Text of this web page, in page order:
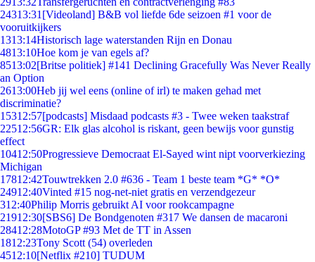
24313:31 [Videoland] B&B vol liefde 6de seizoen #1 voor de
vooruitkijkers
1313:14Historisch lage waterstanden Rijn en Donau
4813:10Hoe kom je van egels af?
8513:02[Britse politiek] #141 Declining Gracefully Was Never Really
an Option
2613:00Heb jij wel eens (online of irl) te maken gehad met
discriminatie?
15312:57[podcasts] Misdaad podcasts #3 - Twee weken taakstraf
22512:56GR: Elk glas alcohol is riskant, geen bewijs voor gunstig
effect
10412:50Progressieve Democraat El-Sayed wint nipt voorverkiezing
Michigan
17812:42Touwtrekken 2.0 #636 - Team 1 beste team *G* *O*
24912:40Vinted #15 nog-net-niet gratis en verzendgezeur
312:40Philip Morris gebruikt AI voor rookcampagne
21912:30[SBS6] De Bondgenoten #317 We dansen de macaroni
28412:28MotoGP #93 Met de TT in Assen
1812:23Tony Scott (54) overleden
4512:10[Netflix #210] TUDUM